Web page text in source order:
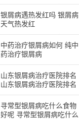
银屑病遇热发红吗 银屑病
天气热发红
中药治疗银屑病如何 纯中
药治疗银屑病
山东银屑病治疗医院排名
山东银屑病治疗医院排名
榜
寻常型银屑病吃什么食物
好呢 寻常型银屑病吃什么